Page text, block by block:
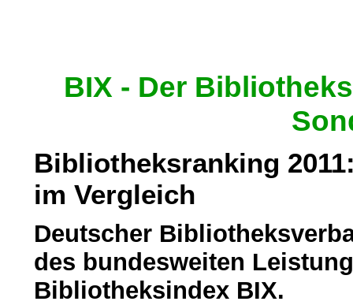
BIX - Der
Bibliotheksranking
im Vergleich
Deutscher
des bundesweiten
Bibliotheksindex BIX.